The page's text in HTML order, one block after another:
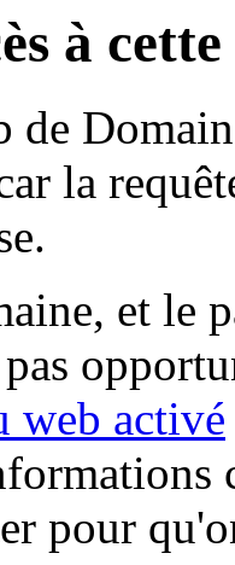
à
de
la
et le
web activé
pour